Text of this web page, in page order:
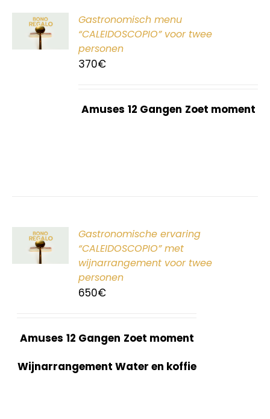
Gastronomisch menu
“CALEIDOSCOPIO” voor twee
personen
370€
Amuses 12 Gangen Zoet moment
Gastronomische ervaring
“CALEIDOSCOPIO” met
wijnarrangement voor twee
personen
650€
Amuses 12 Gangen Zoet moment
Wijnarrangement Water en koffie